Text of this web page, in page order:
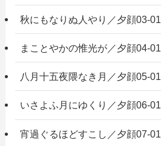
秋にもなりぬ人やり／夕顔03-01
まことやかの惟光が／夕顔04-01
八月十五夜隈なき月／夕顔05-01
いさよふ月にゆくり／夕顔06-01
宵過ぐるほどすこし／夕顔07-01